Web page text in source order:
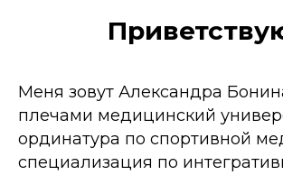
Меня зовут Александра
плечами медицинский
ординатура по спортивной
специализация по